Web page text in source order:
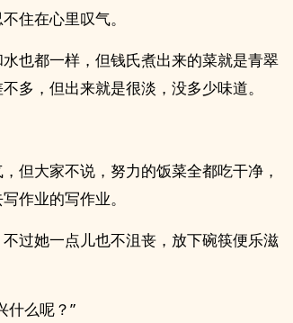
住在心里叹气。
也都一样，但钱氏煮出来的菜就是青翠
多，但出来就是很淡，没多少味道。
但大家不说，努力的饭菜全都吃干净，
作业的写作业。
过她一点儿也不沮丧，放下碗筷便乐滋
什么呢？”